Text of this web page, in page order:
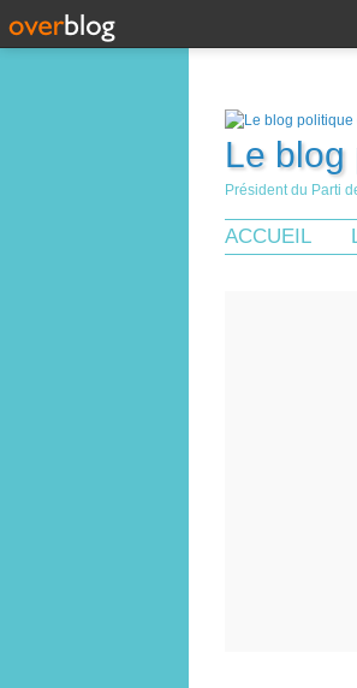
Le blog
Président du Parti
ACCUEIL